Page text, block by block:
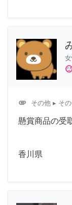
attachment その他 ▸ そ
懸賞商品の受
香川県